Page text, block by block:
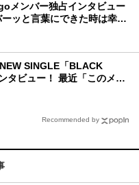
メンバー独占インタビュー
ッと言葉にできた時は幸
SINGLE「BLACK
タビュー！ 最近「このメン
瞬間は？
Recommended by